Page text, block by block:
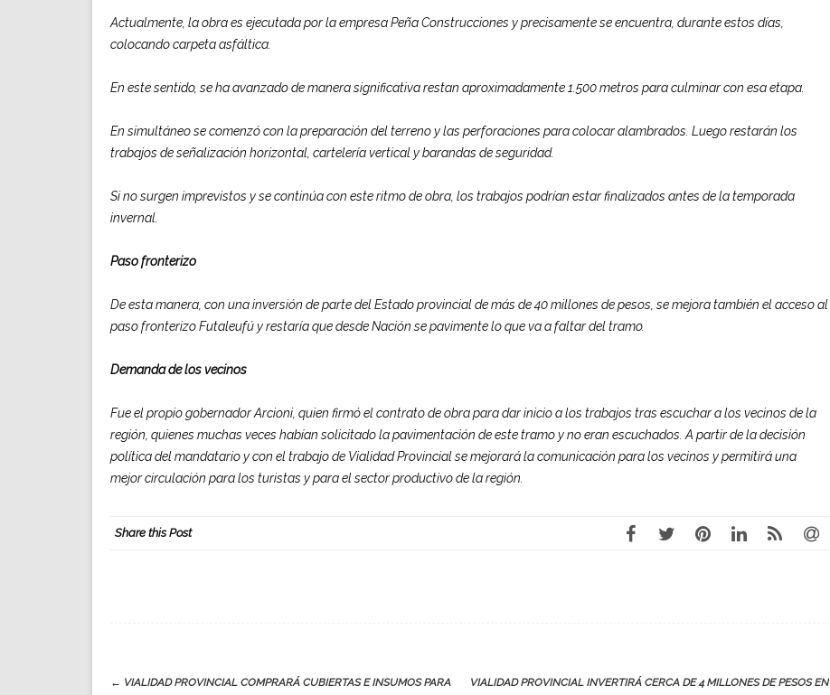
Actualmente, la obra es ejecutada por la empresa Peña Construcciones y precisamente se encuentra, durante estos días,
colocando carpeta asfáltica.
En este sentido, se ha avanzado de manera significativa restan aproximadamente 1.500 metros para culminar con esa etapa.
En simultáneo se comenzó con la preparación del terreno y las perforaciones para colocar alambrados. Luego restarán los
trabajos de señalización horizontal, cartelería vertical y barandas de seguridad.
Si no surgen imprevistos y se continúa con este ritmo de obra, los trabajos podrían estar finalizados antes de la temporada
invernal.
Paso fronterizo
De esta manera, con una inversión de parte del Estado provincial de más de 40 millones de pesos, se mejora también el acceso al
paso fronterizo Futaleufú y restaría que desde Nación se pavimente lo que va a faltar del tramo.
Demanda de los vecinos
Fue el propio gobernador Arcioni, quien firmó el contrato de obra para dar inicio a los trabajos tras escuchar a los vecinos de la
región, quienes muchas veces habían solicitado la pavimentación de este tramo y no eran escuchados. A partir de la decisión
política del mandatario y con el trabajo de Vialidad Provincial se mejorará la comunicación para los vecinos y permitirá una
mejor circulación para los turistas y para el sector productivo de la región.
Share this Post
Post
← VIALIDAD PROVINCIAL COMPRARÁ CUBIERTAS E INSUMOS PARA VIALIDAD PROVINCIAL INVERTIRÁ CERCA DE 4 MILLONES DE PESOS EN